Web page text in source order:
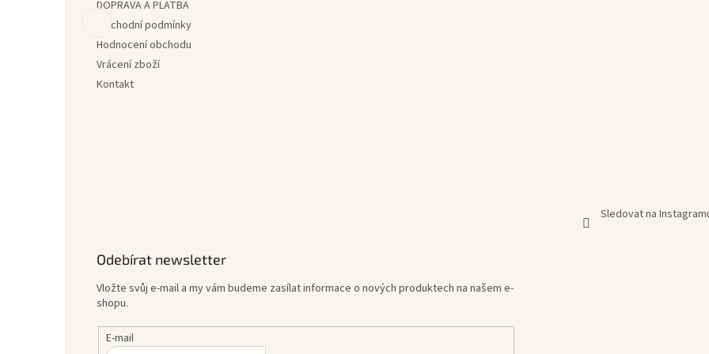
DOPRAVA A PLATBA
Obchodní podmínky
Hodnocení obchodu
Vrácení zboží
Kontakt
Sledovat na
Odebírat newsletter
Vložte svůj e-mail a my vám budeme zasílat informace o nových produktech na našem e-
shopu.
E-mail